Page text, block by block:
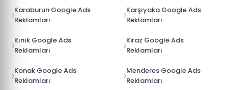
Karaburun Google Ads
Reklamları
Karşıyaka Google Ads
Reklamları
Kınık Google Ads
Reklamları
Kiraz Google Ads
Reklamları
Konak Google Ads
Reklamları
Menderes Google Ads
Reklamları